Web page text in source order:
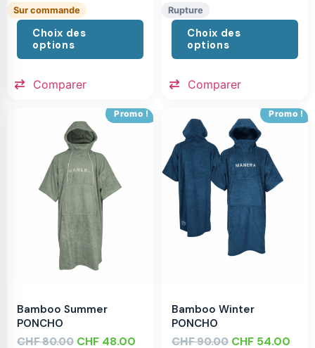
Sur commande
Choix des
options
Comparer
Rupture
Choix des
options
Comparer
Promo !
Bamboo Summer
PONCHO
CHF80.00 CHF 48.00
Promo !
Bamboo Winter
PONCHO
CHF90.00 CHF 54.00